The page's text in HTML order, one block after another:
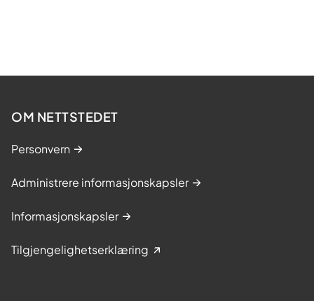
OM NETTSTEDET
Personvern
Administrere informasjonskapsler
Informasjonskapsler
Tilgjengelighetserklæring